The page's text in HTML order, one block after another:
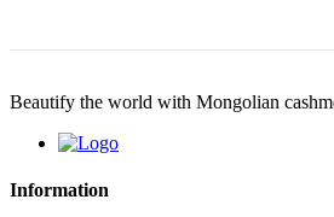
Beautify the world with Mongolian
Information